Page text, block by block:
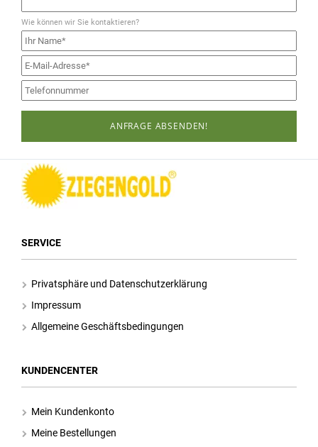
Wie können wir Sie kontaktieren?
ANFRAGE ABSENDEN!
SERVICE
Privatsphäre und Datenschutzerklärung
Impressum
Allgemeine Geschäftsbedingungen
KUNDENCENTER
Mein Kundenkonto
Meine Bestellungen